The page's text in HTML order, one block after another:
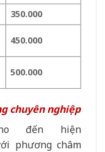
350.000
450.000
500.000
chuyên nghiệp
đến hiện
phương châm